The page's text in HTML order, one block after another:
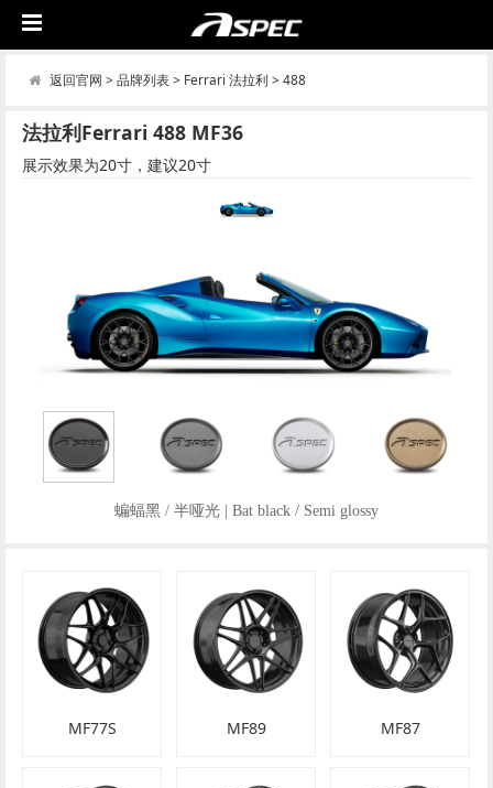
返回官网 > 品牌列表> Ferrari 法拉利 > 488
法拉利Ferrari 488 MF36
展示效果为20寸，建议20寸
蝙蝠黑 / 半哑光 | Bat black / Semi glossy
MF77S MF89 MF87